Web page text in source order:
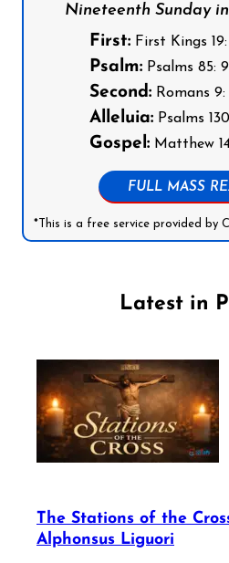
Nineteenth Sunday
First: First Kings 19:
Psalm: Psalms 85: 9,
Second: Romans 9:
Alleluia: Psalms
Gospel: Matthew
FULL MASS
*This is a free service provided by
Latest in
The Stations of the
Alphonsus Liguori